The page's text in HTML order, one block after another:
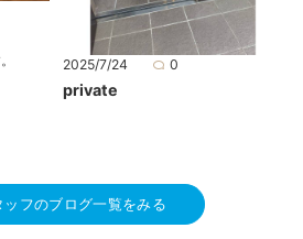
2025/7/24 0
private
ッフのブログ一覧をみる